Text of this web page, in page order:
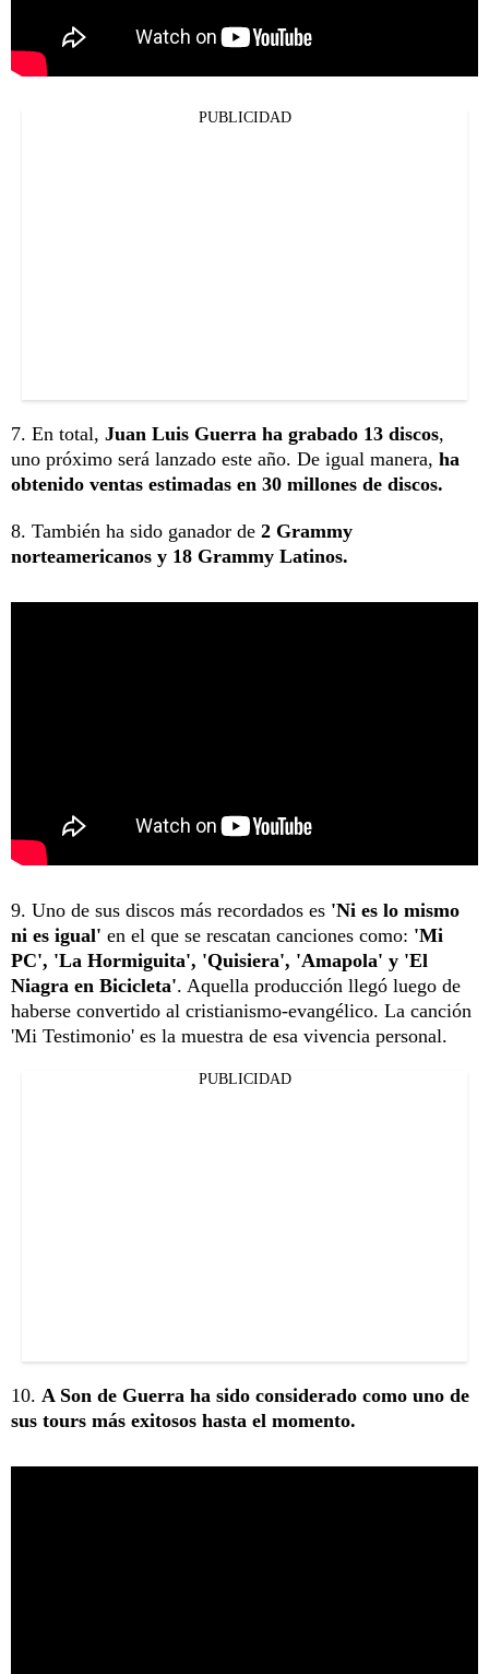
PUBLICIDAD
7. En total, Juan Luis Guerra ha grabado 13 discos,
uno próximo será lanzado este año. De igual manera, ha
obtenido ventas estimadas en 30 millones de discos.
8. También ha sido ganador de 2 Grammy
norteamericanos y 18 Grammy Latinos.
9. Uno de sus discos más recordados es 'Ni es lo mismo
ni es igual' en el que se rescatan canciones como: 'Mi
PC', 'La Hormiguita', 'Quisiera', 'Amapola' y 'El
Niagra en Bicicleta'. Aquella producción llegó luego de
haberse convertido al cristianismo-evangélico. La canción
'Mi Testimonio' es la muestra de esa vivencia personal.
PUBLICIDAD
10. A Son de Guerra ha sido considerado como uno de
sus tours más exitosos hasta el momento.